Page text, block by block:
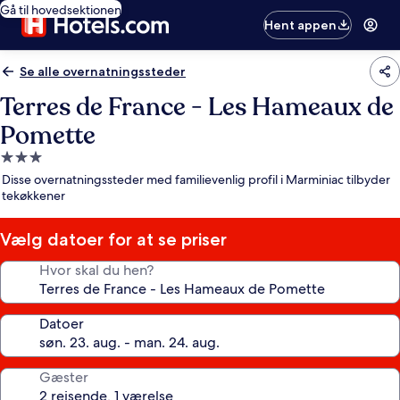
Gå til hovedsektionen
Hent appen
Se alle overnatningssteder
Terres de France - Les Hameaux de
Pomette
3.0-
stjernet
overnatningssted
Disse overnatningssteder med familievenlig profil i Marminiac tilbyder
tekøkkener
Vælg datoer for at se priser
Hvor skal du hen?
Datoer
Gæster